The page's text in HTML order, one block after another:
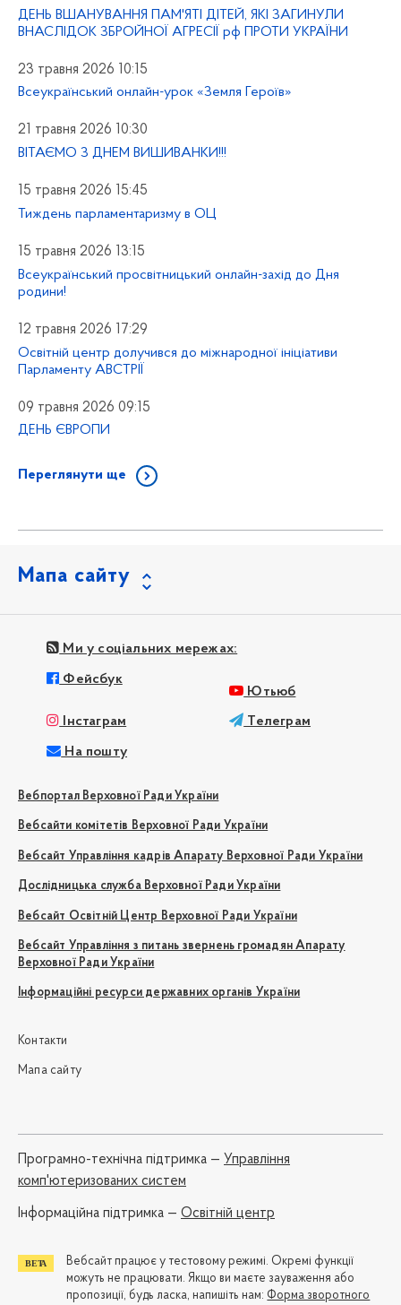
ДЕНЬ ВШАНУВАННЯ ПАМ'ЯТІ ДІТЕЙ, ЯКІ ЗАГИНУЛИ
ВНАСЛІДОК ЗБРОЙНОЇ АГРЕСІЇ рф ПРОТИ УКРАЇНИ
23 травня 2026 10:15
Всеукраїнський онлайн-урок «Земля Героїв»
21 травня 2026 10:30
ВІТАЄМО З ДНЕМ ВИШИВАНКИ!!!
15 травня 2026 15:45
Тиждень парламентаризму в ОЦ
15 травня 2026 13:15
Всеукраїнський просвітницький онлайн-захід до Дня
родини!
12 травня 2026 17:29
Освітній центр долучився до міжнародної ініціативи
Парламенту АВСТРІЇ
09 травня 2026 09:15
ДЕНЬ ЄВРОПИ
Переглянути ще
Мапа сайту
Ми у соціальних мережах:
Фейсбук
Ютьюб
Інстаграм Телеграм
На пошту
Вебпортал Верховної Ради України
Вебсайти комітетів Верховної Ради України
Вебсайт Управління кадрів Апарату Верховної Ради України
Дослідницька служба Верховної Ради України
Вебсайт Освітній Центр Верховної Ради України
Вебсайт Управління з питань звернень громадян Апарату
Верховної Ради України
Інформаційні ресурси державних органів України
Контакти
Мапа сайту
Програмно-технічна підтримка — Управління
комп'ютеризованих систем
Iнформаційна підтримка — Освітній центр
Вебсайт працює у тестовому режимі. Окремі функції
можуть не працювати. Якщо ви маєте зауваження або
пропозиції, будь ласка, напишіть нам: Форма зворотного